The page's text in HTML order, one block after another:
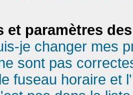
et paramètres
je changer mes
sont pas
fuseau horaire et